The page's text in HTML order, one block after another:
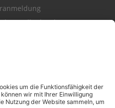
Stellenkatalog
AGB
Daten